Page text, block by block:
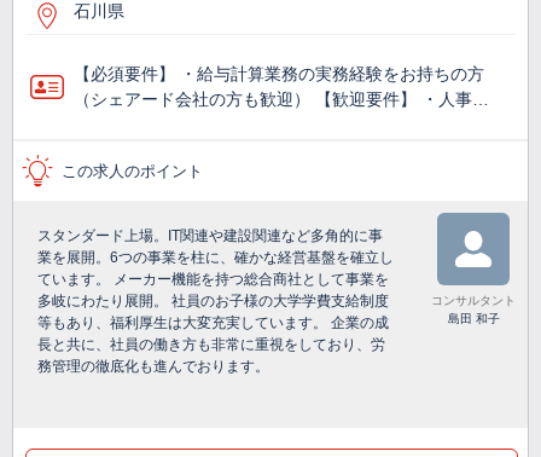
石川県
【必須要件】 ・給与計算業務の実務経験をお持ちの方
（シェアード会社の方も歓迎） 【歓迎要件】 ・人事…
この求人のポイント
スタンダード上場。IT関連や建設関連など多角的に事
業を展開。6つの事業を柱に、確かな経営基盤を確立し
ています。 メーカー機能を持つ総合商社として事業を
多岐にわたり展開。 社員のお子様の大学学費支給制度
等もあり、福利厚生は大変充実しています。 企業の成
長と共に、社員の働き方も非常に重視をしており、労
務管理の徹底化も進んでおります。
コンサルタント
島田 和子